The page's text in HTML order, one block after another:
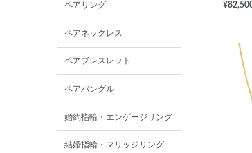
ペアリング
ペアネックレス
ペアブレスレット
ペアバングル
婚約指輪・エンゲージリング
結婚指輪・マリッジリング